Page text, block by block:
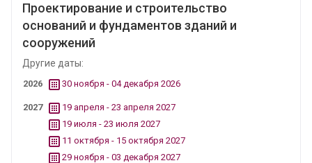
Проектирование и строительство
оснований и фундаментов зданий и
сооружений
Другие даты:
2026 30 ноября - 04 декабря 2026
2027
19 апреля - 23 апреля 2027
19 июля - 23 июля 2027
11 октября - 15 октября 2027
29 ноября - 03 декабря 2027